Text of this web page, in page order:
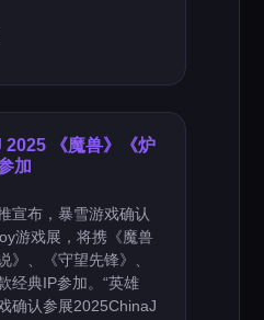
2025 《魔兽》《炉
加
宣布，暴雪游戏确认
游戏展，将携《魔兽
》、《守望先锋》、
经典IP参加。“英雄
确认参展2025ChinaJ